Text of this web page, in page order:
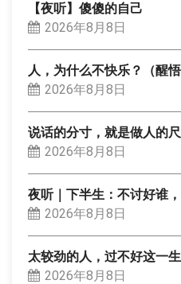
【夜听】傻傻的自己
2026年8月8日
人，为什么不快乐？（醒悟
2026年8月8日
说话的分寸，就是做人的
2026年8月8日
夜听｜下半生：不讨好谁
2026年8月8日
太较劲的人，过不好这一生
2026年8月8日